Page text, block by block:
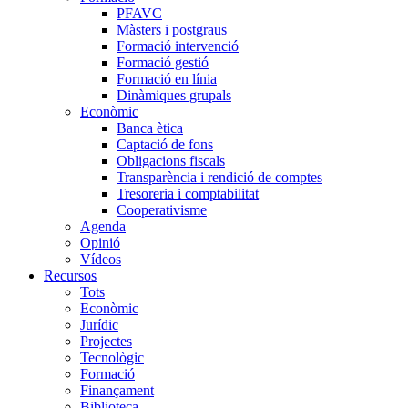
PFAVC
Màsters i postgraus
Formació intervenció
Formació gestió
Formació en línia
Dinàmiques grupals
Econòmic
Banca ètica
Captació de fons
Obligacions fiscals
Transparència i rendició de comptes
Tresoreria i comptabilitat
Cooperativisme
Agenda
Opinió
Vídeos
Recursos
Tots
Econòmic
Jurídic
Projectes
Tecnològic
Formació
Finançament